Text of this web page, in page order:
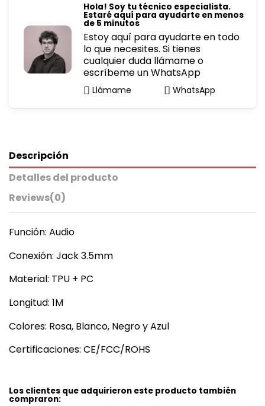
Hola! Soy tu técnico especialista.
Estaré aquí para ayudarte en menos
de 5 minutos
Estoy aquí para ayudarte en todo
lo que necesites. Si tienes
cualquier duda llámame o
escríbeme un WhatsApp
Llámame WhatsApp
Descripción
Detalles del producto
Reviews(0)
Función: Audio
Conexión: Jack 3.5mm
Material: TPU + PC
Longitud: 1M
Colores: Rosa, Blanco, Negro y Azul
Certificaciones: CE/FCC/ROHS
Los clientes que adquirieron este producto también
compraron: